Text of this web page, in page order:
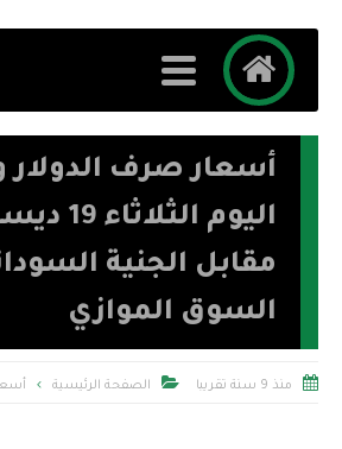
أسعار صرف الدولار
مقابل الجنية
السوق الموازي
 منذ 9 سنة تقريبا  الصفحة الرئيسية